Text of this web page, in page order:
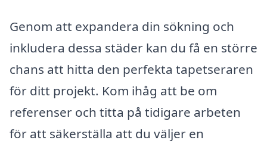
Genom att expandera din sökning och
inkludera dessa städer kan du få en större
chans att hitta den perfekta tapetseraren
för ditt projekt. Kom ihåg att be om
referenser och titta på tidigare arbeten
för att säkerställa att du väljer en